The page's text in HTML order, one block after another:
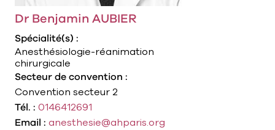
Dr Benjamin AUBIER
Spécialité(s) :
Anesthésiologie-réanimation
chirurgicale
Secteur de convention :
Convention secteur 2
Tél. : 0146412691
Email : anesthesie@ahparis.org